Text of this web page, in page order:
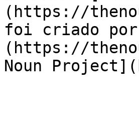
(https://
foi criado
(https://